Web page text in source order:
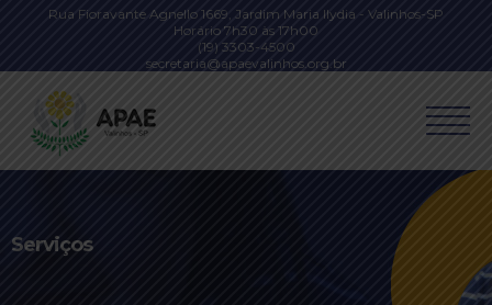
Rua Fioravante Agnello 1669, Jardim Maria Ilydia - Valinhos-SP
Horário 7h30 às 17h00
(19) 3303-4500
secretaria@apaevalinhos.org.br
Serviços